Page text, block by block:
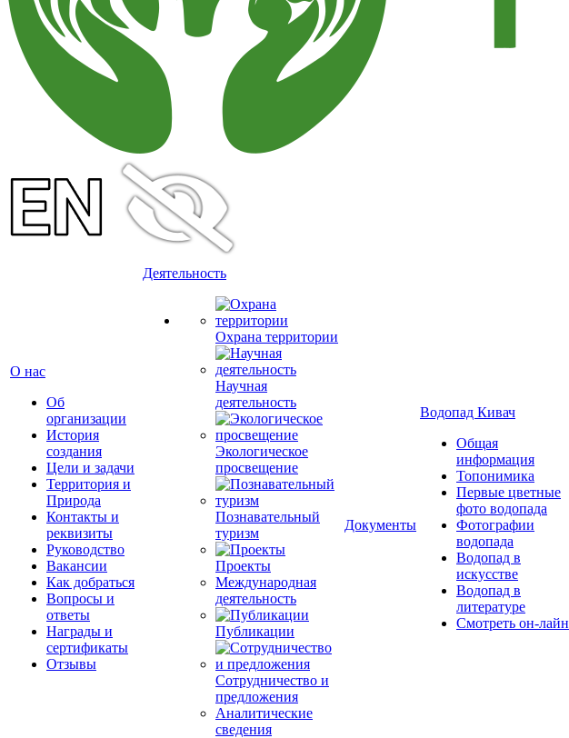
О нас
Об
организации
История
создания
Цели и задачи
Территория и
Природа
Контакты и
реквизиты
Руководство
Вакансии
Как добраться
Вопросы и
ответы
Награды и
сертификаты
Отзывы
Деятельность
Охрана территории
Научная
деятельность
Экологическое
просвещение
Познавательный
туризм
Проекты
Международная
деятельность
Публикации
Сотрудничество и
предложения
Аналитические
сведения
Документы
Водопад Кивач
Общая
информация
Топонимика
Первые цветные
фото водопада
Фотографии
водопада
Водопад в
искусстве
Водопад в
литературе
Смотреть он-лайн